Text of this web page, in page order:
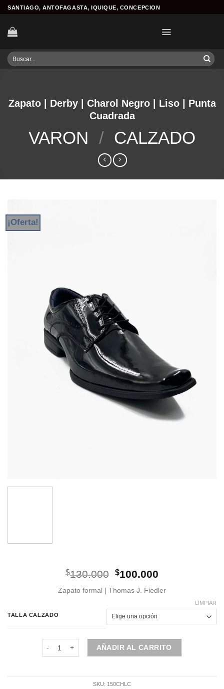
Skip
content
SANTIAGO, ANTOFAGASTA, IQUIQUE, CONCEPCION
Buscar
por:
Zapato | Derby | Charol Negro | Liso | Punta
Cuadrada
VARON / CALZADO
¡Oferta!
$130.000 El
original
$130.000.
$100.000
actual
Zapato formal | Thomas J. Fiedler
TALLA CALZADO
LIMPIAR
Zapato | Derby | Charol Negro | Liso | Punta Cuadrada
AÑADIR AL CARRITO
SKU: 150CHLC